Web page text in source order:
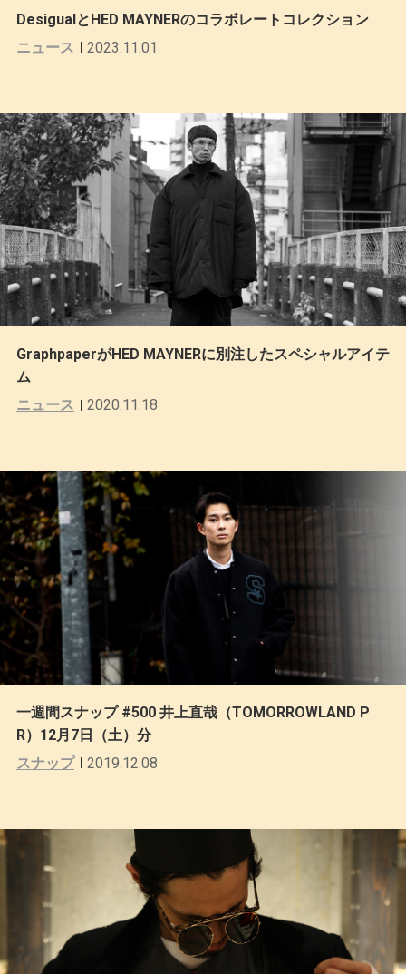
DesigualとHED MAYNERのコラボレートコレクション
ニュース
2023.11.01
GraphpaperがHED MAYNERに別注したスペシャルアイテ
ム
ニュース
2020.11.18
一週間スナップ #500 井上直哉（TOMORROWLAND P
R）12月7日（土）分
スナップ
2019.12.08